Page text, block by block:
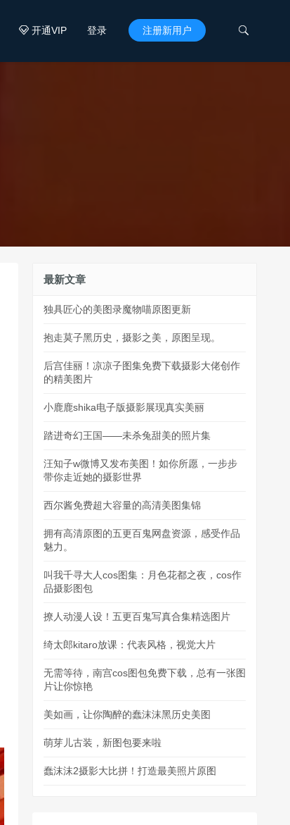
开通VIP 登录 注册新用户 
最新文章
独具匠心的美图录魔物喵原图更新
抱走莫子黑历史，摄影之美，原图呈现。
后宫佳丽！凉凉子图集免费下载摄影大佬创作
的精美图片
小鹿鹿shika电子版摄影展现真实美丽
踏进奇幻王国——未杀兔甜美的照片集
汪知子w微博又发布美图！如你所愿，一步步
带你走近她的摄影世界
西尔酱免费超大容量的高清美图集锦
拥有高清原图的五更百鬼网盘资源，感受作品
魅力。
叫我千寻大人cos图集：月色花都之夜，cos作
品摄影图包
撩人动漫人设！五更百鬼写真合集精选图片
绮太郎kitaro放课：代表风格，视觉大片
无需等待，南宫cos图包免费下载，总有一张图
片让你惊艳
美如画，让你陶醉的蠢沫沫黑历史美图
萌芽儿古装，新图包要来啦
蠢沫沫2摄影大比拼！打造最美照片原图